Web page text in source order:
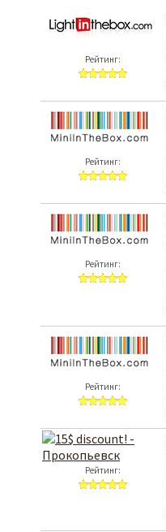
Рейтинг:
Рейтинг:
Рейтинг:
Рейтинг:
Рейтинг: